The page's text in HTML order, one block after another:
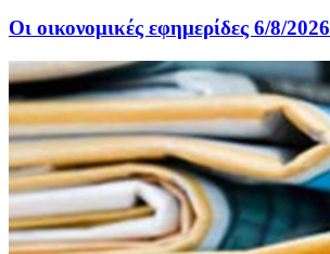
Οι οικονομικές εφημερίδες 6/8/2026